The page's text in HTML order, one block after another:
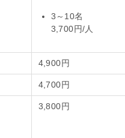
3～10名
3,700円/人
4,900円
4,700円
3,800円